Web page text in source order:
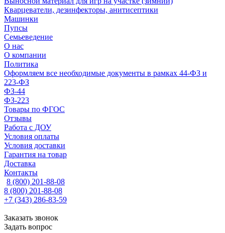
Кварцеватели, дезинфекторы, анитисептики
Машинки
Пупсы
Семьеведение
О нас
О компании
Политика
Оформляем все необходимые документы в рамках 44-ФЗ и
223-ФЗ
ФЗ-44
ФЗ-223
Товары по ФГОС
Отзывы
Работа с ДОУ
Условия оплаты
Условия доставки
Гарантия на товар
Доставка
Контакты
8 (800) 201-88-08
8 (800) 201-88-08
+7 (343) 286-83-59
Заказать звонок
Задать вопрос